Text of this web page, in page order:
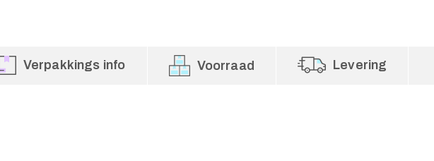
Verpakkings info Voorraad Levering